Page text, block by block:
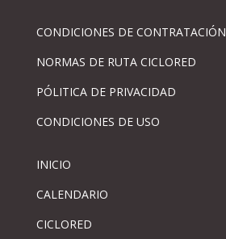
CONDICIONES DE CONTRATACIÓN
NORMAS DE RUTA CICLORED
PÓLITICA DE PRIVACIDAD
CONDICIONES DE USO
INICIO
CALENDARIO
CICLORED